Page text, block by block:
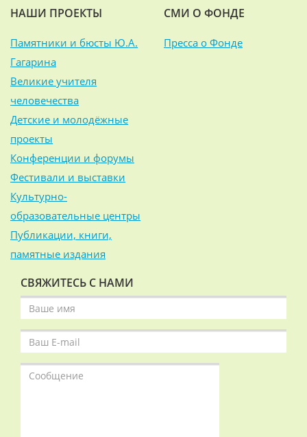
НАШИ ПРОЕКТЫ
Памятники и бюсты Ю.А.
Гагарина
Великие учителя
человечества
Детские и молодёжные
проекты
Конференции и форумы
Фестивали и выставки
Культурно-
образовательные центры
Публикации, книги,
памятные издания
СМИ О ФОНДЕ
Пресса о Фонде
СВЯЖИТЕСЬ С НАМИ